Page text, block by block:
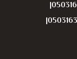
حداد أبواب حديد في راس الخيمة |0503163139|